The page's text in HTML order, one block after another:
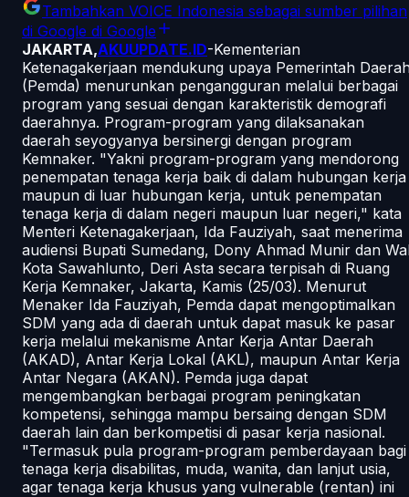
Tambahkan VOICE Indonesia sebagai sumber pilihan
di Google di Google
JAKARTA,AKUUPDATE.ID-Kementerian
Ketenagakerjaan mendukung upaya Pemerintah
(Pemda) menurunkan pengangguran melalui berbagai
program yang sesuai dengan karakteristik demografi
daerahnya. Program-program yang dilaksanakan
daerah seyogyanya bersinergi dengan program
Kemnaker. "Yakni program-program yang mendorong
penempatan tenaga kerja baik di dalam hubungan kerja
maupun di luar hubungan kerja, untuk penempatan
tenaga kerja di dalam negeri maupun luar negeri," kata
Menteri Ketenagakerjaan, Ida Fauziyah, saat menerima
audiensi Bupati Sumedang, Dony Ahmad Munir dan
Kota Sawahlunto, Deri Asta secara terpisah di Ruang
Kerja Kemnaker, Jakarta, Kamis (25/03). Menurut
Menaker Ida Fauziyah, Pemda dapat mengoptimalkan
SDM yang ada di daerah untuk dapat masuk ke pasar
kerja melalui mekanisme Antar Kerja Antar Daerah
(AKAD), Antar Kerja Lokal (AKL), maupun Antar Kerja
Antar Negara (AKAN). Pemda juga dapat
mengembangkan berbagai program peningkatan
kompetensi, sehingga mampu bersaing dengan SDM
daerah lain dan berkompetisi di pasar kerja nasional.
"Termasuk pula program-program pemberdayaan bagi
tenaga kerja disabilitas, muda, wanita, dan lanjut usia,
agar tenaga kerja khusus yang vulnerable (rentan) ini